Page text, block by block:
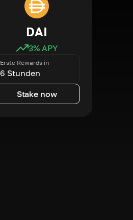
DAI
3% APY
Erste Rewards in
6 Stunden
Stake now